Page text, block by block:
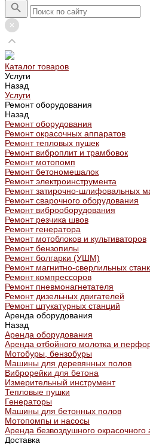
Каталог товаров
Услуги
Назад
Услуги
Ремонт оборудования
Назад
Ремонт оборудования
Ремонт окрасочных аппаратов
Ремонт тепловых пушек
Ремонт виброплит и трамбовок
Ремонт мотопомп
Ремонт бетономешалок
Ремонт электроинструмента
Ремонт затирочно-шлифовальных
Ремонт сварочного оборудования
Ремонт виброоборудования
Ремонт резчика швов
Ремонт генератора
Ремонт мотоблоков и культиваторов
Ремонт бензопилы
Ремонт болгарки (УШМ)
Ремонт магнитно-сверлильных
Ремонт компрессоров
Ремонт пневмонагнетателя
Ремонт дизельных двигателей
Ремонт штукатурных станций
Аренда оборудования
Назад
Аренда оборудования
Аренда отбойного молотка и
Мотобуры, бензобуры
Машины для деревянных полов
Виброрейки для бетона
Измерительный инструмент
Тепловые пушки
Генераторы
Машины для бетонных полов
Мотопомпы и насосы
Аренда безвоздушного
Доставка